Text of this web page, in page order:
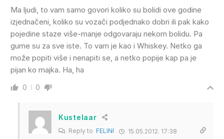
Ma ljudi, to vam samo govori koliko su bolidi ove godine
izjednačeni, koliko su vozači podjednako dobri ili pak kako
pojedine staze više-manje odgovaraju nekom bolidu. Pa
gume su za sve iste. To vam je kao i Whiskey. Netko ga
može popiti više i nenapiti se, a netko popije kap pa je
pijan ko majka. Ha, ha
0 0
Kustelaar
Reply to FELINI 15.05.2012. 17:38